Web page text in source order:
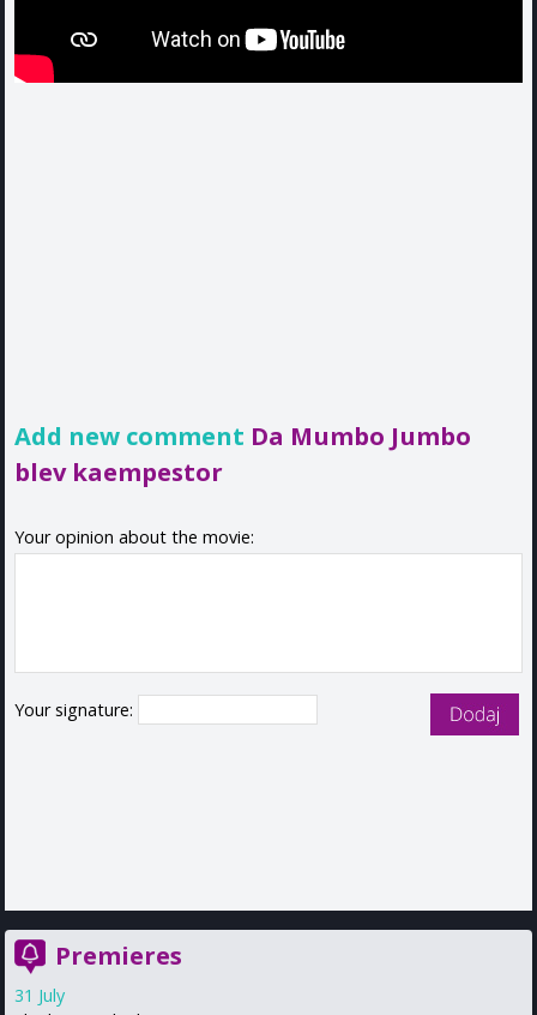
Add new comment Da Mumbo Jumbo
blev kaempestor
Your opinion about the movie:
Your signature:
Premieres
31 July